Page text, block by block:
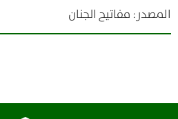
المصدر: مفاتيح الجنان